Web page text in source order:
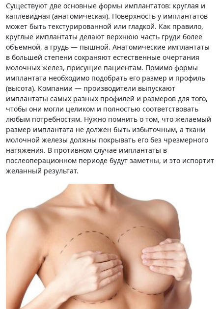
Существуют две основные формы имплантатов: круглая и
каплевидная (анатомическая). Поверхность у имплантатов
может быть текстурированной или гладкой. Как правило,
круглые имплантаты делают верхнюю часть груди более
объемной, а грудь — пышной. Анатомические имплантаты
в большей степени сохраняют естественные очертания
молочных желез, присущие пациентам. Помимо формы
имплантата необходимо подобрать его размер и профиль
(высота). Компании — производители выпускают
имплантаты самых разных профилей и размеров для того,
чтобы они могли целиком и полностью соответствовать
любым потребностям. Нужно помнить о том, что желаемый
размер имплантата не должен быть избыточным, а ткани
молочной железы должны покрывать его без чрезмерного
натяжения. В противном случае имплантаты в
послеоперационном периоде будут заметны, и это испортит
желанный результат.